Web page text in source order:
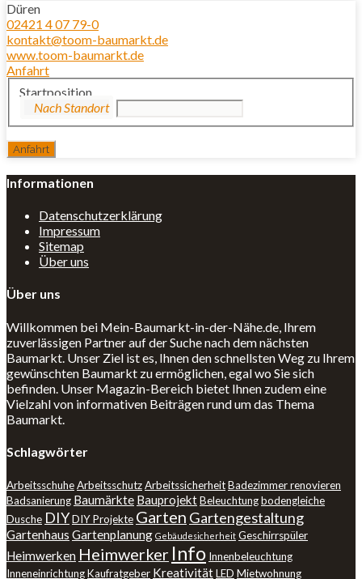
Düren
02421 4 07 79-0
kontakt@toom-baumarkt.de
www.toom-baumarkt.de
Anfahrt
Startposition
Informationen
Datenschutzerklärung
Impressum
Sitemap
Über uns
Über uns
Willkommen bei Mein-Baumarkt-in-der-Nähe.de, Ihrem
zuverlässigen Partner auf der Suche nach dem nächsten
Baumarkt. Unser Ziel ist es, Ihnen den schnellsten Weg zu Ihrem
gewünschten Baumarkt zu ermöglichen, egal wo Sie sich
befinden. Unser Magazin-Bereich bietet Ihnen zudem eine
Vielzahl von informativen Beiträgen rund um das Thema
Baumarkt.
Schlagwörter
ArbeitsschuheArbeitsschutzArbeitssicherheitBadezimmer renovieren
Badsanierung Baumärkte BauprojektBeleuchtungbodengleiche
Dusche DIYDIY Projekte Garten Gartengestaltung
Gartenhaus Gartenplanung Gebäudesicherheit Geschirrspüler
Heimwerken Heimwerker Info Innenbeleuchtung
InneneinrichtungKaufratgeber KreativitätLED Mietwohnung